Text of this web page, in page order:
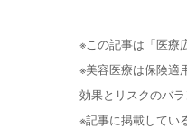
※この記事は「医療
※美容医療は保険適
効果とリスクのバ
※記事に掲載してい